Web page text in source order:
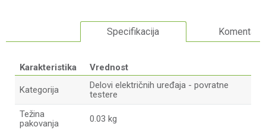
Specifikacija Komentari
Karakteristika Vrednost
Kategorija
Delovi električnih uređaja - povratne
testere
Težina
pakovanja
0.03 kg